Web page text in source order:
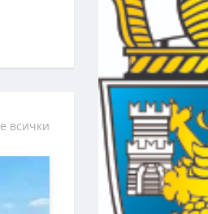
всички